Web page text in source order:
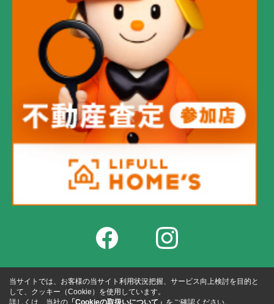
当サイトでは、お客様の当サイト利用状況把握、サービス向上検討を目的と
して、クッキー（Cookie）を使用しています。
詳しくは、当社の 「Cookieの取扱いについて」 をご確認ください。